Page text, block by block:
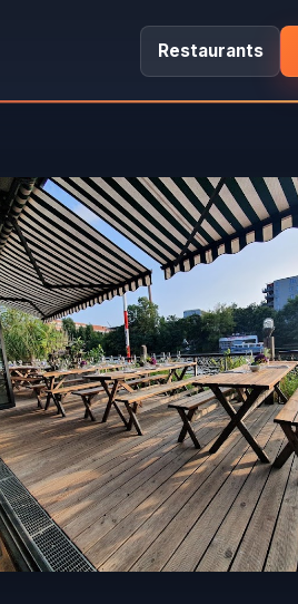
Restaurants